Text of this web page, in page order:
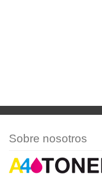
Sobre nosotros